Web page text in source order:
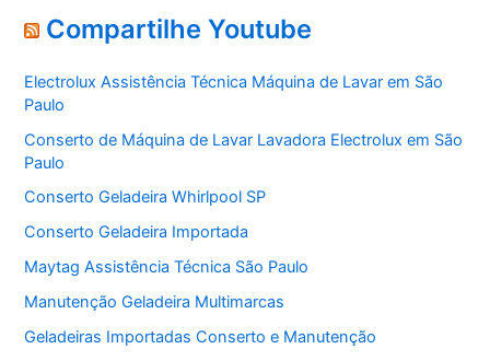
e
g
r
i
a
s
Compartilhe Youtube
Electrolux Assistência Técnica Máquina de Lavar em São
Paulo
Conserto de Máquina de Lavar Lavadora Electrolux em São
Paulo
Conserto Geladeira Whirlpool SP
Conserto Geladeira Importada
Maytag Assistência Técnica São Paulo
Manutenção Geladeira Multimarcas
Geladeiras Importadas Conserto e Manutenção